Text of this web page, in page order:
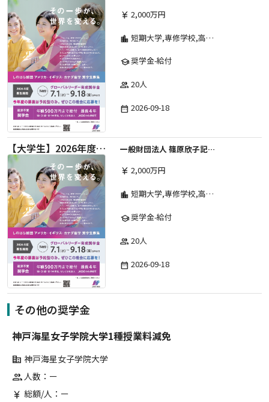
currency_yen 2,000万円
location_city 短期大学,専修学校,高等専門学校,その他,高等学校,大学院,大学
school奨学金-給付
group 20人
date_range 2026-09-18
【大学生】2026年度 しのはら財団 アメリカ・イギリス・カナダ英語留学奨学金
一般財団法人 篠原欣子記念財団 (海外留学奨学金グループ)
currency_yen 2,000万円
location_city 短期大学,専修学校,高等専門学校,その他,高等学校,大学院,大学
school奨学金-給付
group 20人
date_range 2026-09-18
その他の奨学金
神戸海星女子学院大学1種授業料減免
corporate_fare 神戸海星女子学院大学
group人数：ー
currency_yen 総額/人：ー